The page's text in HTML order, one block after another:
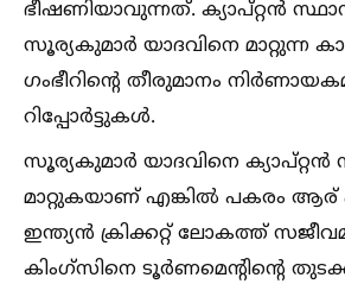
ഭീഷണിയാവുന്നത്. ക്യാപ്റ്റൻ
സൂര്യകുമാർ യാദവിനെ മാറ്റുന്ന
ഗംഭീറിന്റെ തീരുമാനം
റിപ്പോർട്ടുകള്‍.
സൂര്യകുമാർ യാദവിനെ ക്യാപ്റ്റൻ
മാറ്റുകയാണ് എങ്കില്‍ പകരം ആര്
ഇന്ത്യൻ ക്രിക്കറ്റ് ലോകത്ത്
കിംഗ്സിനെ ടൂർണമെന്റിന്റെ